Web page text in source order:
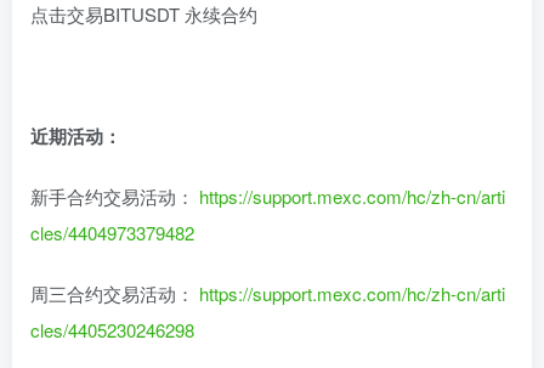
点击交易BITUSDT 永续合约
近期活动：
新手合约交易活动： https://support.mexc.com/hc/zh-cn/arti
cles/4404973379482
周三合约交易活动： https://support.mexc.com/hc/zh-cn/arti
cles/4405230246298